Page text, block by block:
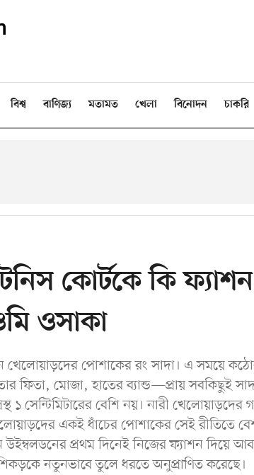
বিশ্ব বাণিজ্য মতামত খেলা বিনোদন চাকরি
কোর্টকে কি
ওসাকা
খেলোয়াড়দের পোশাকের রং সাদা। এ সময়ে
ফিতা, মোজা, হাতের ব্যান্ড—প্রায় সবকিছুই
১ সেন্টিমিটারের বেশি নয়। নারী
একই ধাঁচের পোশাকের সেই রীতিতে
প্রথম দিনেই নিজের ফ্যাশন দিয়ে
নতুনভাবে তুলে ধরতে অনুপ্রাণিত করেছে।